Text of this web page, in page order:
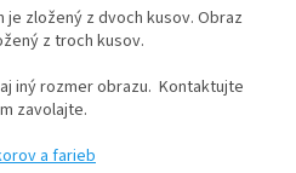
je zložený z dvoch kusov. Obraz
z troch kusov.
iný rozmer obrazu. Kontaktujte
zavolajte.
a farieb